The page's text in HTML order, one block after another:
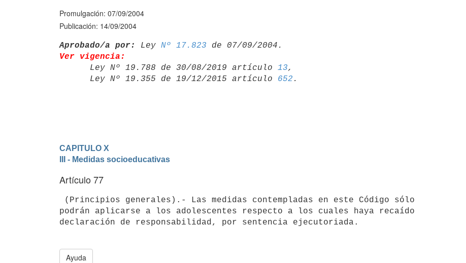
Promulgación: 07/09/2004
Publicación: 14/09/2004
Aprobado/a por: Ley Nº 17.823
Ver vigencia:
Ley Nº 19.788 de 30/08/2019 artículo 13,
      Ley Nº 19.355 de 19/12/2015 artículo
652
CAPITULO X
III - Medidas socioeducativas
Artículo 77
podrán aplicarse a los adolescentes respecto a los cuales haya recaído
Ayuda